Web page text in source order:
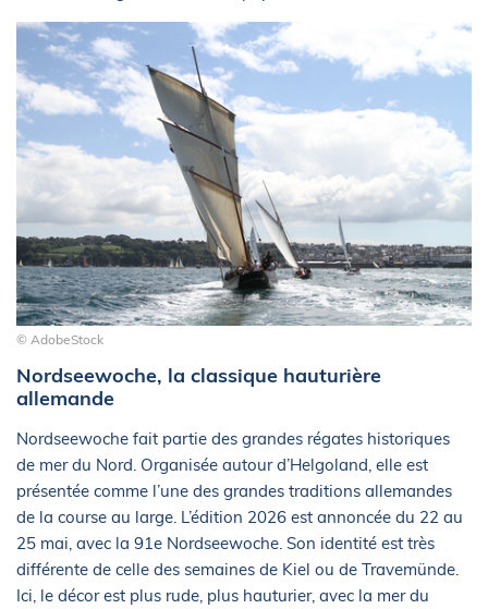
© AdobeStock
Nordseewoche, la classique hauturière
allemande
Nordseewoche fait partie des grandes régates historiques
de mer du Nord. Organisée autour d’Helgoland, elle est
présentée comme l’une des grandes traditions allemandes
de la course au large. L’édition 2026 est annoncée du 22 au
25 mai, avec la 91e Nordseewoche. Son identité est très
différente de celle des semaines de Kiel ou de Travemünde.
Ici, le décor est plus rude, plus hauturier, avec la mer du